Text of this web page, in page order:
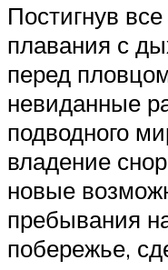
Постигнув
плавания с
перед
невиданные
подводного
владение
новые
пребывания
побережье,